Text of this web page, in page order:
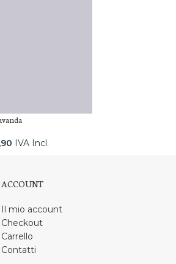
IVA Incl.
ACCOUNT
Il mio account
Checkout
Carrello
Contatti